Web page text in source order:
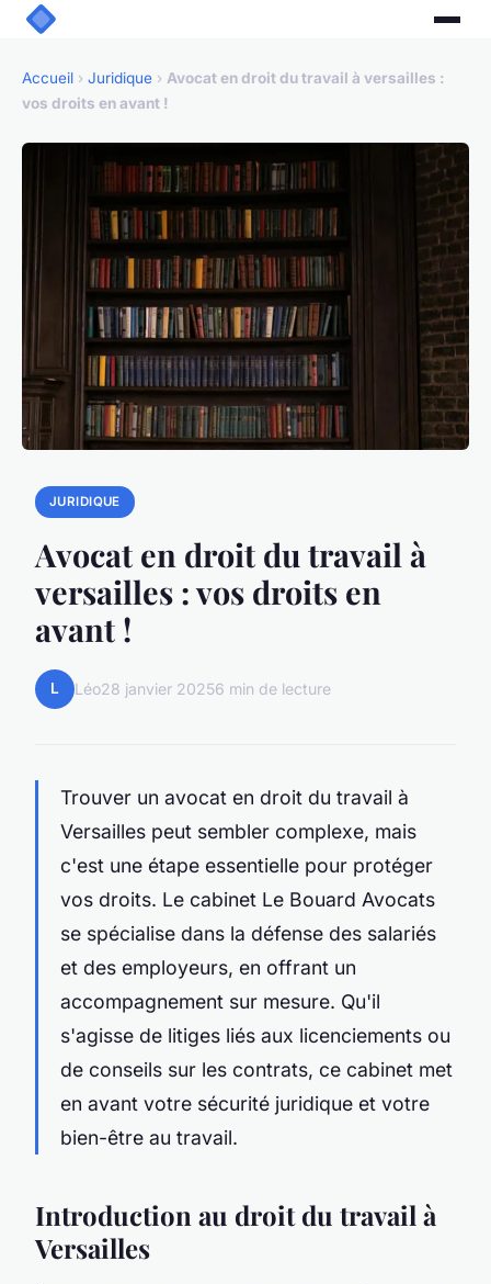
Accueil › Juridique › Avocat en droit du travail à versailles :
vos droits en avant !
JURIDIQUE
Avocat en droit du travail à
versailles : vos droits en
avant !
L Léo28 janvier 20256 min de lecture
Trouver un avocat en droit du travail à
Versailles peut sembler complexe, mais
c'est une étape essentielle pour protéger
vos droits. Le cabinet Le Bouard Avocats
se spécialise dans la défense des salariés
et des employeurs, en offrant un
accompagnement sur mesure. Qu'il
s'agisse de litiges liés aux licenciements ou
de conseils sur les contrats, ce cabinet met
en avant votre sécurité juridique et votre
bien-être au travail.
Introduction au droit du travail à
Versailles